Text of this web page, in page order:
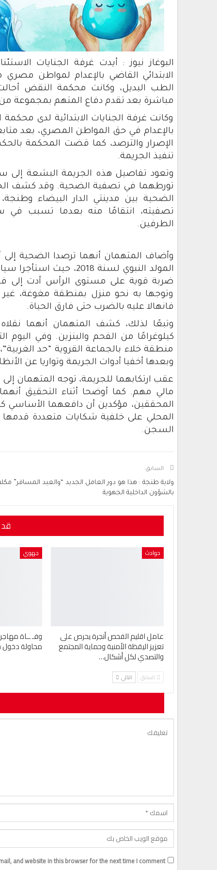
البوغاز نيوز : أيدت غرفة الجنايات
الابتدائي القاضي بالإعدام لمواطن
الطب البديل، وكانت محكمة النقض
مباشرة بعد تقدم دفاع المتهم بمجموعة
وكانت غرفة الجنايات الابتدائية لدى
بالإعدام في حق المواطن المصري، بعد
الإصرار والترصد، كما قضت المحكمة
تنفيذ الجريمة.
تورطهما في تصفية الضحية. وقد كشف
الضحية بين مدينتي الدار البيضاء
تصفيته، انتقامًا منه بعدما تسبب في
الطرفين.
وأضاف المتهمان أنهما ترصدا الضحية
المولد النبوي لسنة
ضربة قوية على مستوى الرأس أدت إلى
وتوجها به نحو منزل بمنطقة مغوغة،
فانهالا عليه بالضرب حتى فارق الحياة.
كيلوغرامًا من الفحم والبنزين. وفي اليوم
منطقة خلاء بالجماعة القروية “حد
وبعدها أخفيا أدوات الجريمة وتواريا عن
عقب ارتكابهما للجريمة، توجه المتهمان
مالي مهم. كما أوضحا أثناء التحقيق
المحققين، مؤكدين أن دافعهما الأساسي
المحلي على خلفية شكايات متعددة
السجن.
السابق
ولاية طنجة : هذا هو دور العامل الجديد “والعيد المسافر”
بالشؤون الداخلية الجهوية
حوادث
عامل اقليم الفحص أنجرة يحرص على
تعزيز اليقظة الأمنية وحماية المجتمع
والتصدي لكل أشكال…
جهوي
وفـ ــاة
محاولة دخول
السابق التالي
and website in this browser for the next time I comment.